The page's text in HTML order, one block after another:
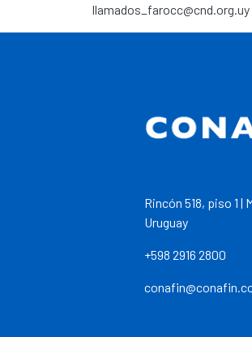
llamados_farocc@cnd.org.uy
Rincón 518, piso 1 |
Uruguay
+598 2916 2800